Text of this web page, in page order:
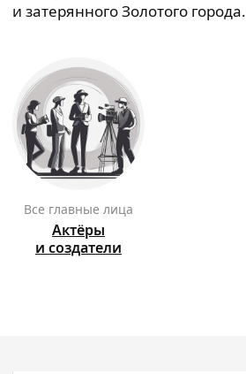
и затерянного Золотого города.
Все главные лица
Актёры
и создатели